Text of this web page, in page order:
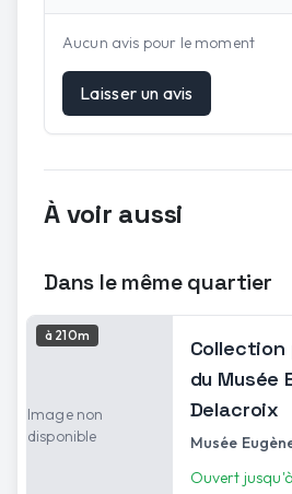
Aucun avis pour le moment
Laisser un avis
À voir aussi
Dans le même quartier
Image non
disponible
à 210m
Collection
du Musée
Delacroix
Musée
Ouvert